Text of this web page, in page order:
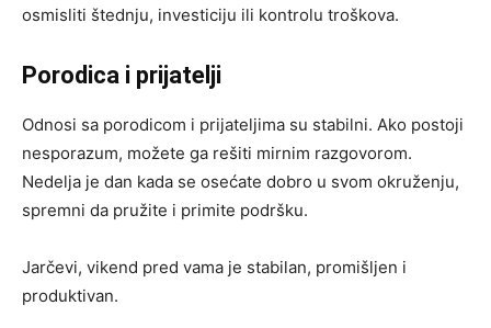
osmisliti štednju, investiciju ili kontrolu troškova.
Porodica i prijatelji
Odnosi sa porodicom i prijateljima su stabilni. Ako postoji
nesporazum, možete ga rešiti mirnim razgovorom.
Nedelja je dan kada se osećate dobro u svom okruženju,
spremni da pružite i primite podršku.
Jarčevi, vikend pred vama je stabilan, promišljen i
produktivan.